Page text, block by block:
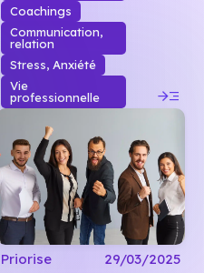
Coachings
Communication,
relation
Stress, Anxiété
Vie
professionnelle
read_more
Priorise 29/03/2025